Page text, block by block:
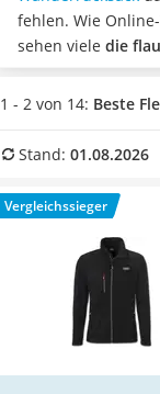
Knirps-Regenschirm
Periodenunterwäsche
RFID-Schutzkarte
Motorradbrillen
Ausweishülle
Beheizbare
Gesundheitsschuhe
fehlen. Wie
sehen viele die
leichte Jacke
Winter getragen
Eigenschaften. So
Vergleichstabelle
Hersteller und
2026 besonders
seinen
1 - 2 von 14: Beste
Stand: 01.08.2026
Vergleichssieger